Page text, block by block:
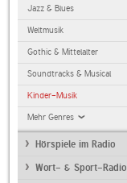
Jazz & Blues
Weltmusik
Gothic & Mittelalter
Soundtracks & Musical
Kinder-Musik
Mehr Genres
Hörspiele im Radio
Wort- & Sport-Radio